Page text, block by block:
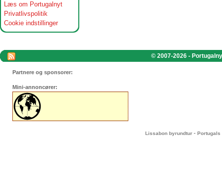
Læs om Portugalnyt
Privatlivspolitik
Cookie indstillinger
© 2007-2026 -
Partnere og sponsorer:
Mini-annoncører:
Lissabon byrundtur - Portugals